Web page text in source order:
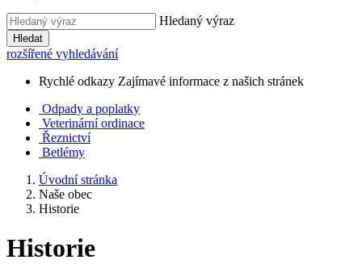
Hledaný výraz
Hledat
rozšířené vyhledávání
Rychlé odkazy Zajímavé informace z našich stránek
Odpady a poplatky
Veterinární ordinace
Řeznictví
Betlémy
Úvodní stránka
Naše obec
Historie
Historie